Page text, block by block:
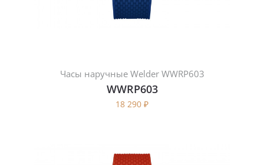
Часы наручные Welder WWRP603
WWRP603
18 290 ₽